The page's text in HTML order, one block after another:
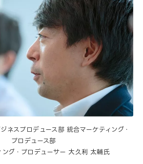
スプロデュース部 統合マーケティング・
プロデュース部
ング・プロデューサー 大久利 太輔氏